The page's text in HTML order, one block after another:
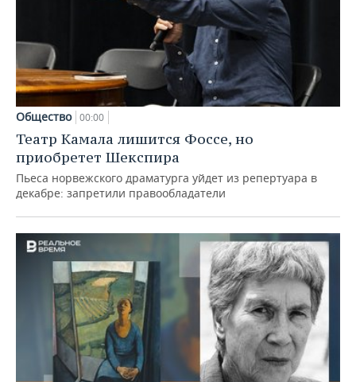
Общество 00:00
Театр Камала лишится Фоссе, но
приобретет Шекспира
Пьеса норвежского драматурга уйдет из репертуара в
декабре: запретили правообладатели